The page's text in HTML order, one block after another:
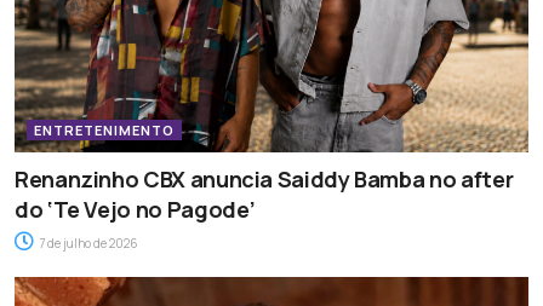
ENTRETENIMENTO
Renanzinho CBX anuncia Saiddy Bamba no after
do ‘Te Vejo no Pagode’
7 de julho de 2026